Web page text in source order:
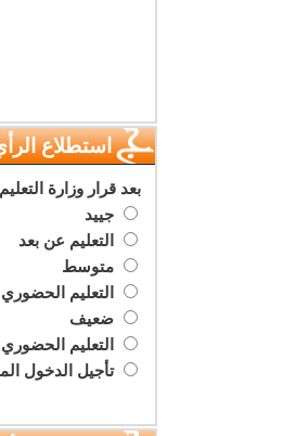
استطلاع الرأي
بعد قرار وزارة
جييد
التعليم عن بعد
متوسط
التعليم الحضوري
ضعيف
التعليم الحضوري
تأجيل الدخول